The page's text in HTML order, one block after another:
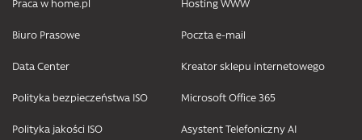
Praca w home.pl
Biuro Prasowe
Data Center
Polityka bezpieczeństwa ISO
Polityka jakości ISO
Hosting WWW
Poczta e-mail
Kreator sklepu internetowego
Microsoft Office 365
Asystent Telefoniczny AI